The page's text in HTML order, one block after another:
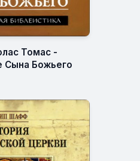
Томас -
Сына Божьего